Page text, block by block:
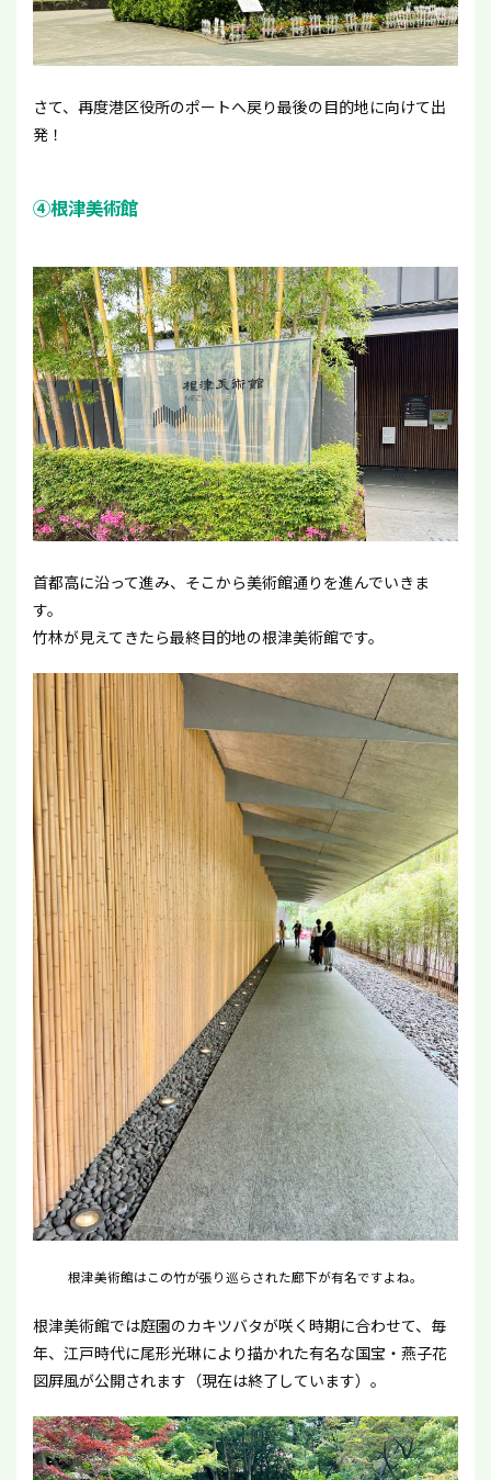
さて、再度港区役所のポートへ戻り最後の目的地に向けて出
発！
④根津美術館
首都高に沿って進み、そこから美術館通りを進んでいきま
す。
竹林が見えてきたら最終目的地の根津美術館です。
根津美術館はこの竹が張り巡らされた廊下が有名ですよね。
根津美術館では庭園のカキツバタが咲く時期に合わせて、毎
年、江戸時代に尾形光琳により描かれた有名な国宝・燕子花
図屛風が公開されます（現在は終了しています）。